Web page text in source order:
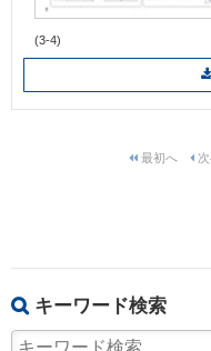
(3-4)
キーワード検索